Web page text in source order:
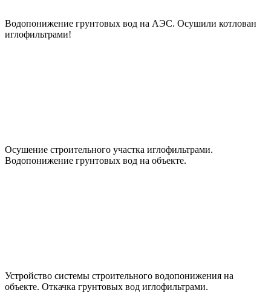
Водопонижение грунтовых вод на АЭС. Осушили котлован
иглофильтрами!
Осушение строительного участка иглофильтрами.
Водопонижение грунтовых вод на объекте.
Устройство системы строительного водопонижения на
объекте. Откачка грунтовых вод иглофильтрами.